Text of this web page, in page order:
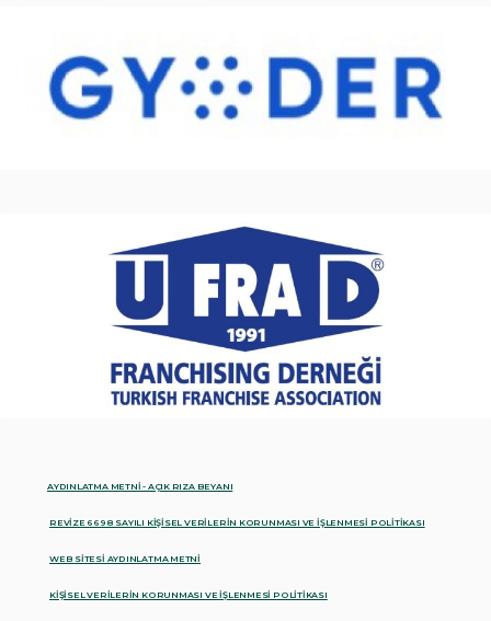
AYDINLATMA METNİ - AÇIK RIZA BEYANI
REVİZE 6698 SAYILI KİŞİSEL VERİLERİN KORUNMASI VE İŞLENMESİ POLİTİKASI
WEB SİTESİ AYDINLATMA METNİ
KİŞİSEL VERİLERİN KORUNMASI VE İŞLENMESİ POLİTİKASI